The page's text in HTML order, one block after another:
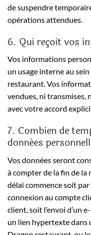
de suspendre
opérations attendues.
6. Qui reçoit vos
Vos informations
un usage interne au
restaurant. Vos
vendues, ni transmises,
avec votre accord
7. Combien de
données
Vos données seront
à compter de la fin de la
délai commence soit
connexion au compte
client, soit l’envoi d’un
un lien hypertexte dans